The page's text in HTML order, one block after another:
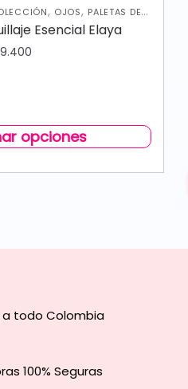
, OJOS, PALETAS DE
Esencial Elaya
opciones
a todo Colombia
100% Seguras